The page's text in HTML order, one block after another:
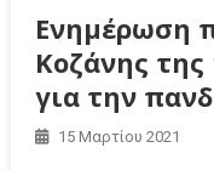
Ενημέρωση
Κοζάνης
για την
15 Μαρτίου 2021